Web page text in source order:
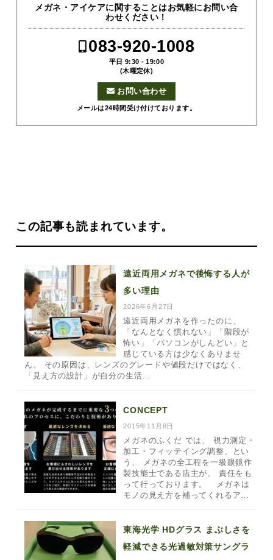
メガネ・アイケアに関することはお気軽にお問い合
わせください！
083-920-1008
平日 9:30 - 19:00
(木曜定休)
お問い合わせ
メールは24時間受け付けております。
この記事も読まれています。
遠近両用メガネで後悔する人が
多い理由
2026年6月27日
遠近両用メガネを作ったのに、
「なんとなく慣れない」「階段が
怖い」「パソコンがしんどい」と
感じている方は少なくありませ
ん。 その原因は、レンズのグレードや値段だけではなく、
「見え方の設計」が自分の生活…
CONCEPT
2015年11月8日
メガネのふくだ では、 視力測定・
加工・フィッテイング調整、とい
う、 メガネの全工程を一級眼鏡作
製技能士である店主が、 責任をも
って行っております。 メガネは
モノの見え方を補ってくれるア…
東海光学 HDグラス まぶしさを
軽減できる光過敏対策サングラ